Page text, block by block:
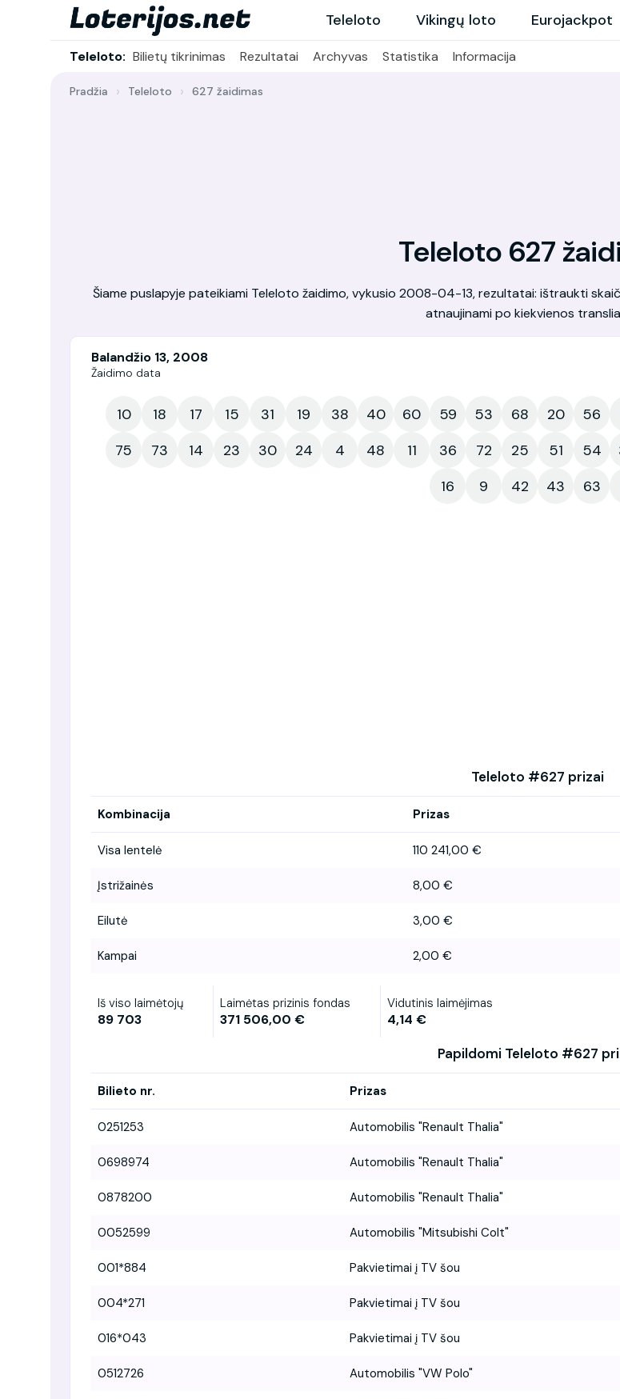
Teleloto Vikingų loto Eurojackpot
Teleloto: Bilietų tikrinimas Rezultatai Archyvas Statistika Informacija
Pradžia Teleloto 627 žaidimas
Teleloto 627
Šiame puslapyje pateikiami Teleloto žaidimo, vykusio 2008-04-13, rezultatai: ištraukti
atnaujinami po kiekvienos
Balandžio 13, 2008
Žaidimo data
10 18 17 15 31 19 38 40 60 59 53 68 20 56
75
73 14 23 30 24 4 48 11 36 72 25 51 54
16
9 42 43 63
Teleloto #627 prizai
Kombinacija Prizas
Visa lentelė 110 241,00 €
Įstrižainės 8,00 €
Eilutė 3,00 €
Kampai 2,00 €
Iš viso laimėtojų
89 703
Laimėtas prizinis fondas
371 506,00 €
Vidutinis laimėjimas
4,14 €
Papildomi Teleloto #627
Bilieto nr. Prizas
0251253 Automobilis "Renault Thalia"
0698974 Automobilis "Renault Thalia"
0878200 Automobilis "Renault Thalia"
0052599 Automobilis "Mitsubishi Colt"
001*884 Pakvietimai į TV šou
004*271 Pakvietimai į TV šou
016*043 Pakvietimai į TV šou
0512726 Automobilis "VW Polo"